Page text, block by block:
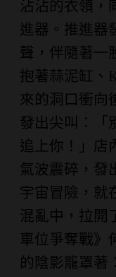
沾沾的衣領，
進器。推進器
聲，伴隨著一
抱著蒜泥缸、
來的洞口衝向
發出尖叫：「
追上你！」店
氣波震碎，發
宇宙冒險，就
混亂中，拉開
車位爭奪戰》
的陰影籠罩著